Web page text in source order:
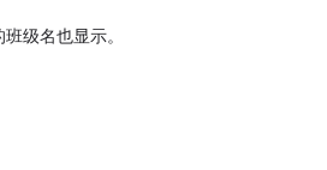
级名也显示。